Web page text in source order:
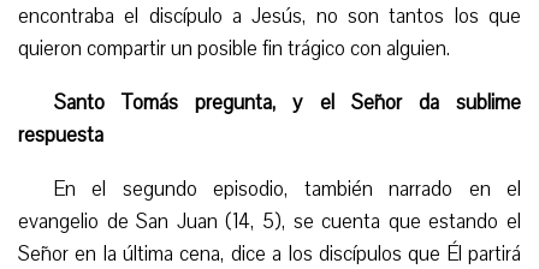
encontraba el discípulo a Jesús, no son tantos los que
quieron compartir un posible fin trágico con alguien.
Santo Tomás pregunta, y el Señor da sublime
respuesta
En el segundo episodio, también narrado en el
evangelio de San Juan (14, 5), se cuenta que estando el
Señor en la última cena, dice a los discípulos que Él partirá